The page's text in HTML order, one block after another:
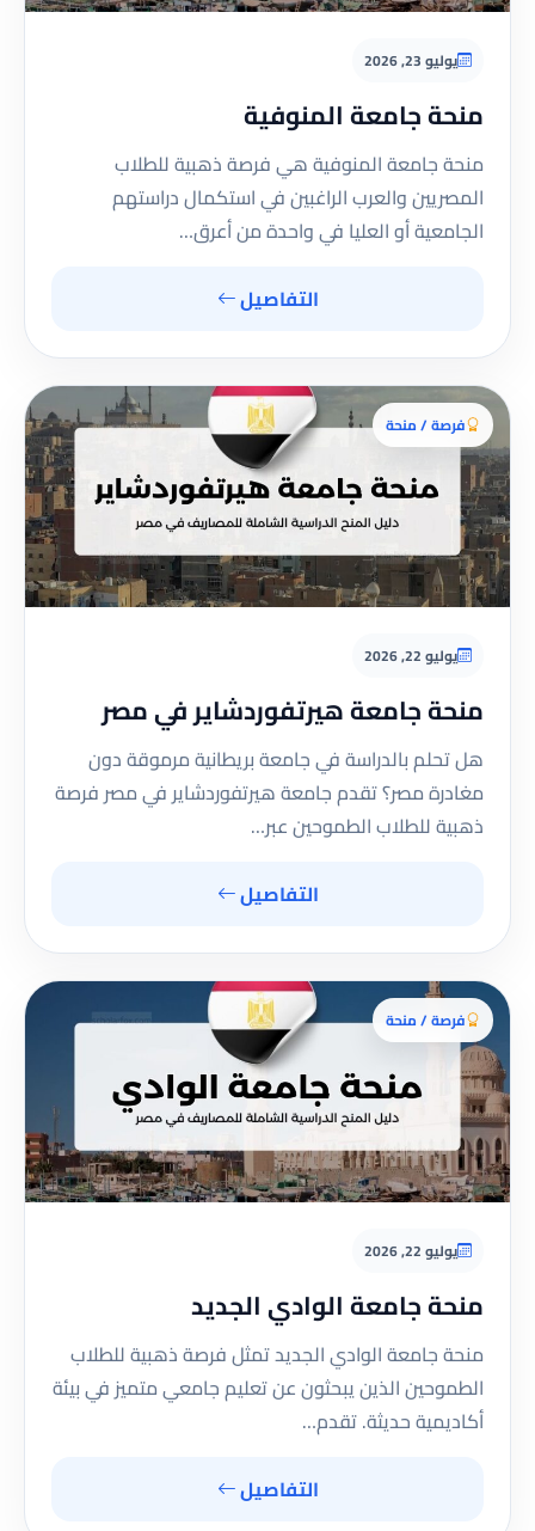
يوليو 23, 2026
منحة جامعة المنوفية
منحة جامعة المنوفية هي فرصة ذهبية للطلاب
المصريين والعرب الراغبين في استكمال دراستهم
الجامعية أو العليا في واحدة من أعرق…
التفاصيل
فرصة / منحة
يوليو 22, 2026
منحة جامعة هيرتفوردشاير في مصر
هل تحلم بالدراسة في جامعة بريطانية مرموقة دون
مغادرة مصر؟ تقدم جامعة هيرتفوردشاير في مصر فرصة
ذهبية للطلاب الطموحين عبر…
التفاصيل
فرصة / منحة
يوليو 22, 2026
منحة جامعة الوادي الجديد
منحة جامعة الوادي الجديد تمثل فرصة ذهبية للطلاب
الطموحين الذين يبحثون عن تعليم جامعي متميز في بيئة
أكاديمية حديثة. تقدم…
التفاصيل